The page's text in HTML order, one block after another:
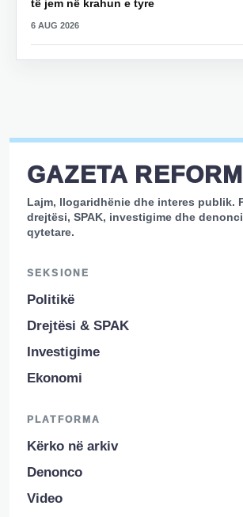
të jem në krahun e tyre
6 AUG 2026
GAZETA
Lajm, llogaridhënie dhe interes publik.
drejtësi, SPAK, investigime dhe
qytetare.
SEKSIONE
Politikë
Drejtësi & SPAK
Investigime
Ekonomi
PLATFORMA
Kërko në arkiv
Denonco
Video